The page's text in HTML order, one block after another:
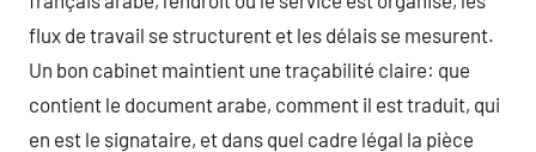
flux de travail se structurent et les délais se mesurent.
Un bon cabinet maintient une traçabilité claire: que
contient le document arabe, comment il est traduit, qui
en est le signataire, et dans quel cadre légal la pièce